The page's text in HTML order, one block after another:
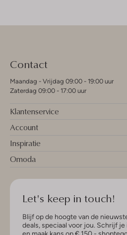
Contact
Maandag - Vrijdag 09:00 - 19:00 uur
Zaterdag 09:00 - 17:00 uur
Klantenservice
Account
Inspiratie
Omoda
Let's keep in touch!
Blijf op de hoogte van de
deals, speciaal voor jou. Schrijf